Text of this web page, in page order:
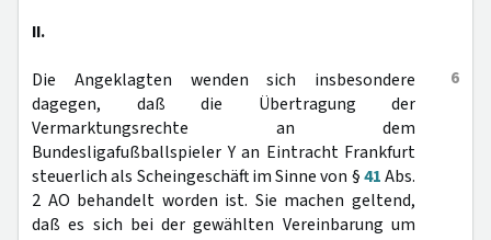
II.
6
Die Angeklagten wenden sich insbesondere
dagegen, daß die Übertragung der
Vermarktungsrechte an dem
Bundesligafußballspieler Y an Eintracht Frankfurt
steuerlich als Scheingeschäft im Sinne von §41Abs.
2 AO behandelt worden ist. Sie machen geltend,
daß es sich bei der gewählten Vereinbarung um